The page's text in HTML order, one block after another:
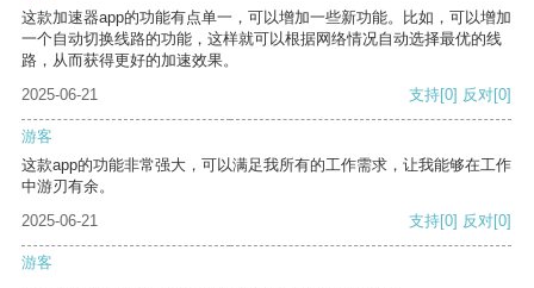
这款加速器app的功能有点单一，可以增加一些新功能。比如，可以增加
一个自动切换线路的功能，这样就可以根据网络情况自动选择最优的线
路，从而获得更好的加速效果。
2025-06-21
支持[0] 反对[0]
游客
这款app的功能非常强大，可以满足我所有的工作需求，让我能够在工作
中游刃有余。
2025-06-21
支持[0] 反对[0]
游客